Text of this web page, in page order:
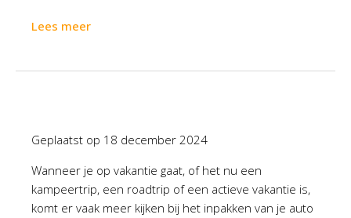
Lees meer
Geplaatst op 18 december 2024
Wanneer je op vakantie gaat, of het nu een
kampeertrip, een roadtrip of een actieve vakantie is,
komt er vaak meer kijken bij het inpakken van je auto